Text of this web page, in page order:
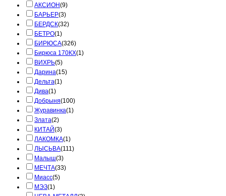
АКСИОН(9)
БАРЬЕР(3)
БЕРДСК(32)
БЕТРО(1)
БИРЮСА(326)
Бирюса 170КХ(1)
ВИХРЬ(5)
Дарина(15)
Дельта(1)
Дива(1)
Добрыня(100)
Журавинка(1)
Злата(2)
КИТАЙ(3)
ЛАКОМКА(1)
ЛЫСЬВА(111)
Малыш(3)
МЕЧТА(33)
Миасс(5)
МЭЗ(1)